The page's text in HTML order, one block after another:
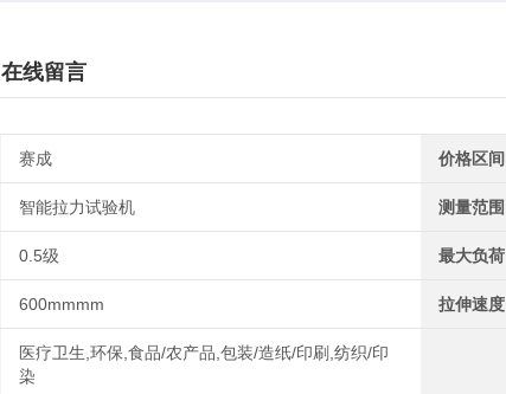
在线留言
赛成 价格区间
智能拉力试验机 测量范围
0.5级 最大负荷
600mmmm 拉伸速度
医疗卫生,环保,食品/农产品,包装/造纸/印刷,纺织/印
染